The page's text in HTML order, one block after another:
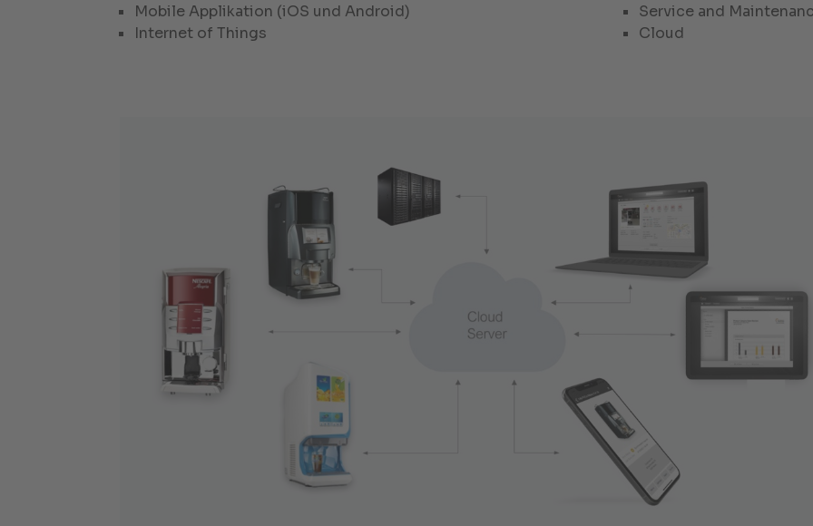
Mobile Applikation (iOS und Android)
Internet of Things
Service and
Cloud